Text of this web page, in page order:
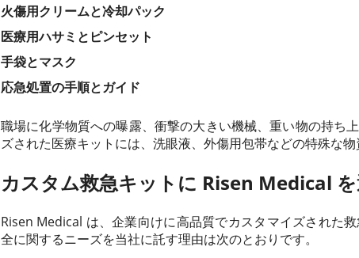
火傷用クリームと冷却パック
医療用ハサミとピンセット
手袋とマスク
応急処置の手順とガイド
職場に化学物質への曝露、衝撃の大きい機械、重い物の持ち
ズされた医療キットには、洗眼液、外傷用包帯などの特殊な物
カスタム救急キットに Risen Medical
Risen Medical は、企業向けに高品質でカスタマイズされた
全に関するニーズを当社に託す理由は次のとおりです。